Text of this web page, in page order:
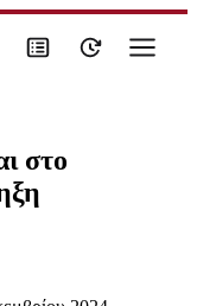
στο